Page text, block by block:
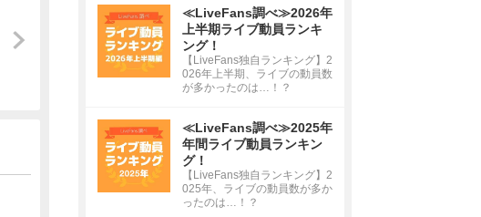
≪LiveFans調べ≫2026年
上半期ライブ動員ランキ
ング！
【LiveFans独自ランキング】2
026年上半期、ライブの動員数
が多かったのは…！？
≪LiveFans調べ≫2025年
年間ライブ動員ランキン
グ！
【LiveFans独自ランキング】2
025年、ライブの動員数が多か
ったのは…！？